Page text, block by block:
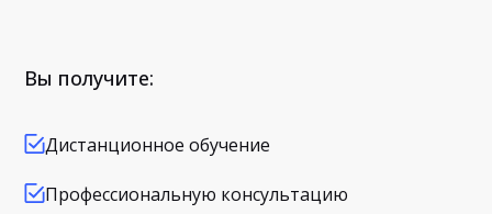
Вы получите:
Дистанционное обучение
Профессиональную консультацию